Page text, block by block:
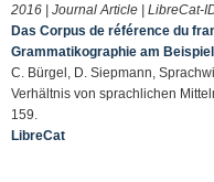
2016 | Journal Article | LibreCat-
Das Corpus de référence du
Grammatikographie am
C. Bürgel, D. Siepmann,
Verhältnis von sprachlichen
159.
LibreCat